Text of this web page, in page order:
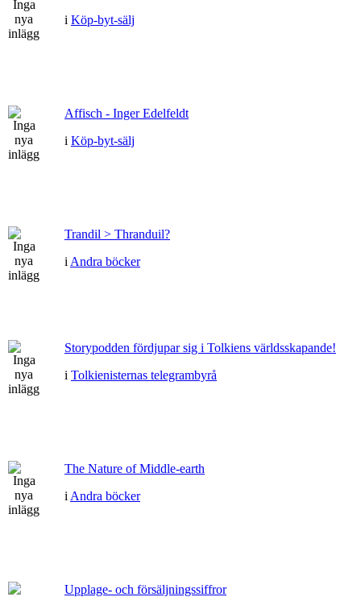
i Köp-byt-sälj
Affisch - Inger Edelfeldt
i Köp-byt-sälj
Trandil > Thranduil?
i Andra böcker
Storypodden fördjupar sig i Tolkiens världsskapande!
i Tolkienisternas telegrambyrå
The Nature of Middle-earth
i Andra böcker
Upplage- och försäljningssiffror